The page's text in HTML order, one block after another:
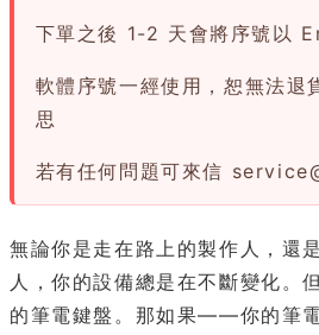
下單之後 1-2 天會將序號以
軟體序號一經使用，恕無法退
思
若有任何問題可來信
無論你是走在路上的製作人，還
人，你的設備總是在不斷變化。
的筆電鍵盤。那如果——你的筆